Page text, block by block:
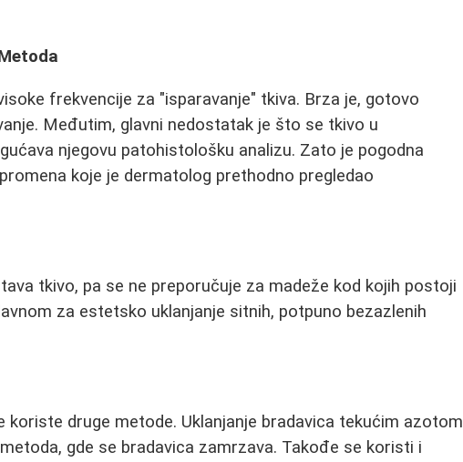
frekvencije za "isparavanje" tkiva. Brza je, gotovo
Međutim, glavni nedostatak je što se tkivo u
njegovu patohistološku analizu. Zato je pogodna
koje je dermatolog prethodno pregledao
tkivo, pa se ne preporučuje za madeže kod kojih postoji
za estetsko uklanjanje sitnih, potpuno bezazlenih
koriste druge metode. Uklanjanje bradavica tekućim azotom
gde se bradavica zamrzava. Takođe se koristi i